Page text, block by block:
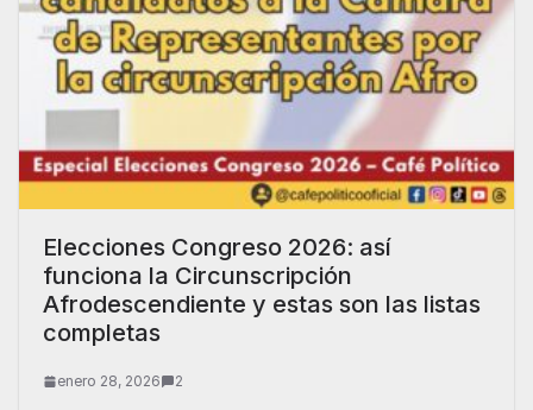
Elecciones Congreso 2026: así
funciona la Circunscripción
Afrodescendiente y estas son las listas
completas
enero 28, 2026 2